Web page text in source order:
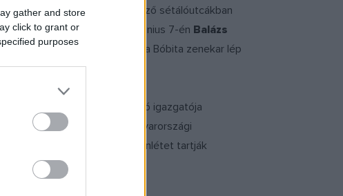
gather and store
click to grant or
purposes
pedig a téren és a környező sétálóutcákban
egymást. Csütörtökön, június 7-én Balázs
Andrásmesemondó és a Bóbita zenekar lép
, a Kriterion könyvkiadó igazgatója
megoszlik a könyvhét magyarországi
amelyek a kolozsvári jelenlétet tartják